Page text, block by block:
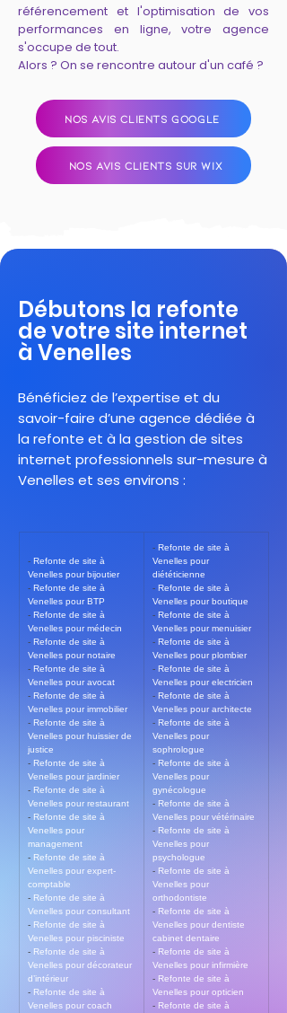
référencement et l'optimisation de vos
performances en ligne, votre agence
s'occupe de tout.
Alors ? On se rencontre autour d'un café ?
NOS AVIS CLIENTS GOOGLE
NOS AVIS CLIENTS SUR WIX
Débutons la refonte
de votre site internet
à Venelles
Bénéficiez de l’expertise et du
savoir-faire d’une agence dédiée à
la refonte et à la gestion de sites
internet professionnels sur-mesure à
Venelles et ses environs :
- Refonte de site à
Venelles pour bijoutier
- Refonte de site à
Venelles pour BTP
- Refonte de site à
Venelles pour médecin
- Refonte de site à
Venelles pour notaire
- Refonte de site à
Venelles pour avocat
- Refonte de site à
Venelles pour immobilier
- Refonte de site à
Venelles pour huissier de
justice
- Refonte de site à
Venelles pour jardinier
- Refonte de site à
Venelles pour restaurant
- Refonte de site à
Venelles pour
management
- Refonte de site à
Venelles pour expert-
comptable
- Refonte de site à
Venelles pour consultant
- Refonte de site à
Venelles pour pisciniste
- Refonte de site à
Venelles pour décorateur
d’intérieur
- Refonte de site à
Venelles pour coach
- Refonte de site à
Venelles pour
diététicienne
- Refonte de site à
Venelles pour boutique
- Refonte de site à
Venelles pour menuisier
- Refonte de site à
Venelles pour plombier
- Refonte de site à
Venelles pour electricien
- Refonte de site à
Venelles pour architecte
- Refonte de site à
Venelles pour
sophrologue
- Refonte de site à
Venelles pour
gynécologue
- Refonte de site à
Venelles pour vétérinaire
- Refonte de site à
Venelles pour
psychologue
- Refonte de site à
Venelles pour
orthodontiste
- Refonte de site à
Venelles pour dentiste
cabinet dentaire
- Refonte de site à
Venelles pour infirmière
- Refonte de site à
Venelles pour opticien
- Refonte de site à